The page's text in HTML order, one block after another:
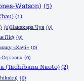
Watson) (5)
(1)
(0)Накахара Чуя (0)
Піс) (0)
«Хачі» (0)
(0)
(Tachibana Naoto) (2)
(0)